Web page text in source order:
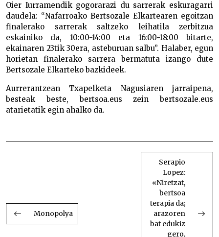
Oier Iurramendik gogorarazi du sarrerak eskuragarri
daudela: “Nafarroako Bertsozale Elkartearen egoitzan
finalerako sarrerak saltzeko leihatila zerbitzua
eskainiko da, 10:00-14:00 eta 16:00-18:00 bitarte,
ekainaren 23tik 30era, asteburuan salbu”. Halaber, egun
horietan finalerako sarrera bermatuta izango dute
Bertsozale Elkarteko bazkideek.
Aurrerantzean Txapelketa Nagusiaren jarraipena,
besteak beste, bertsoa.eus zein bertsozale.eus
atarietatik egin ahalko da.
BIDALKETETAN
Monopolya
Serapio
Lopez:
«Niretzat,
bertsoa
terapia da;
arazoren
bat edukiz
gero,